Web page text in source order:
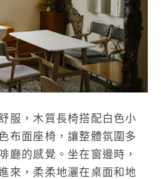
服，木質長椅搭配白色小
布面座椅，讓整體氛圍多
廳的感覺。坐在窗邊時，
來，柔柔地灑在桌面和地